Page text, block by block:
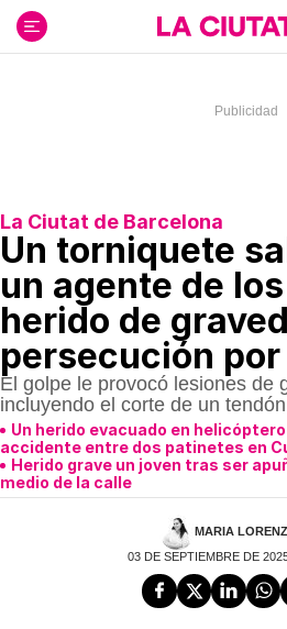
contenido
La Ciutat de Barcelona
Un torniquete
un agente de
herido de
persecución
El golpe le provocó lesiones de
incluyendo el corte de un
Un herido evacuado en
accidente entre dos patinetes en
Herido grave un joven tras ser
medio de la calle
MARIA
03 DE SEPTIEMBRE DE